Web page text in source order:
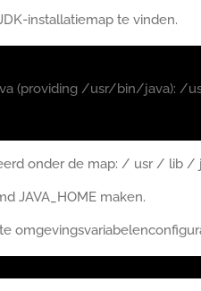
installatiemap te vinden.
(providing /usr/bin/java):
onder de map: / usr / lib
JAVA_HOME maken.